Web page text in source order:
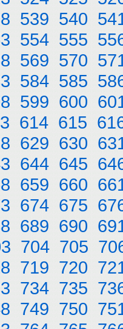
539 540
554 555
569 570
584 585
599 600
614 615
629 630
644 645
659 660
674 675
689 690
704 705
719 720
734 735
749 750